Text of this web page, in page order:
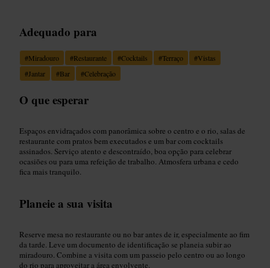
Adequado para
#Miradouro #Restaurante #Cocktails #Terraço #Vistas
#Jantar #Bar #Celebração
O que esperar
Espaços envidraçados com panorâmica sobre o centro e o rio, salas de
restaurante com pratos bem executados e um bar com cocktails
assinados. Serviço atento e descontraído, boa opção para celebrar
ocasiões ou para uma refeição de trabalho. Atmosfera urbana e cedo
fica mais tranquilo.
Planeie a sua visita
Reserve mesa no restaurante ou no bar antes de ir, especialmente ao fim
da tarde. Leve um documento de identificação se planeia subir ao
miradouro. Combine a visita com um passeio pelo centro ou ao longo
do rio para aproveitar a área envolvente.